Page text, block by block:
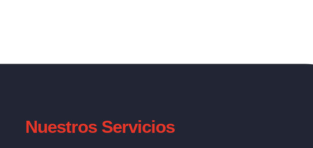
Nuestros Servicios